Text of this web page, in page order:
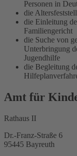
Personen in
die
die Einleitung
Familiengericht
die Suche von
Unterbringung
Jugendhilfe
die Begleitung
Amt für
Rathaus II
Dr.-Franz-Straße 6
95445 Bayreuth